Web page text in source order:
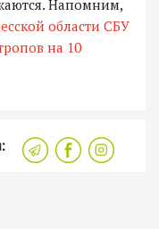
Напомним,
области СБУ
на 10